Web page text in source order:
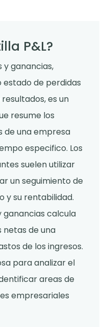
P&L?
y ganancias,
de perdidas
es un
resume los
de una empresa
especifico. Los
suelen utilizar
un seguimiento de
y su rentabilidad.
ganancias calcula
netas de una
de los ingresos.
para analizar el
areas de
empresariales